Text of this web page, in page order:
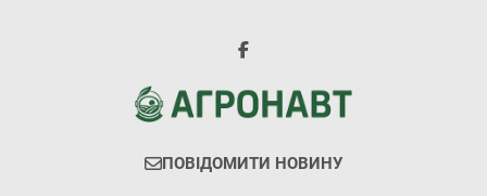
Агронавт
Новини Українського Агробізнесу
ПОВІДОМИТИ НОВИНУ